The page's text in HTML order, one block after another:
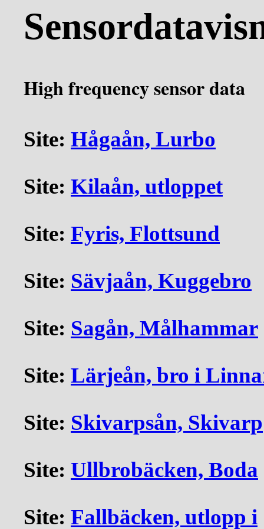
High frequency sensor data
Site: Hågaån, Lurbo
Site: Kilaån, utloppet
Site: Fyris, Flottsund
Site: Sävjaån, Kuggebro
Site: Sagån, Målhammar
Site: Lärjeån, bro i
Site: Skivarpsån, Skivarp
Site: Ullbrobäcken, Boda
Site: Fallbäcken, utlopp i